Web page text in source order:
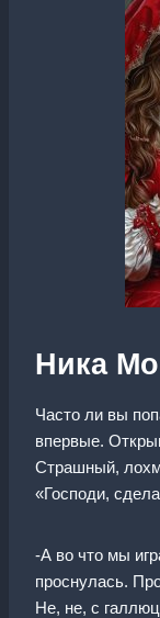
Ника
Часто ли вы
впервые.
Страшный,
«Господи,
-А во что мы
проснулась.
Не, не, с